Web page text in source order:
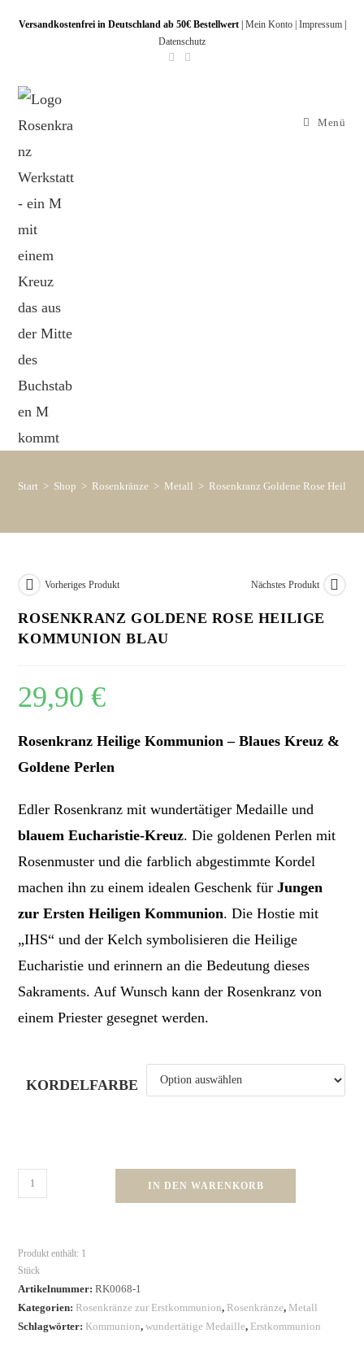
Versandkostenfrei in Deutschland ab 50€ Bestellwert| Mein Konto | Impressum
Datenschutz
Menü
Start > Shop > Rosenkränze > Metall > Rosenkranz Goldene Rose
Vorheriges Produkt Nächstes Produkt
ROSENKRANZ GOLDENE ROSE HEILIGE
KOMMUNION BLAU
29,90€
Rosenkranz Heilige Kommunion – Blaues Kreuz &
Goldene Perlen
Edler Rosenkranz mit wundertätiger Medaille und
blauem Eucharistie-Kreuz. Die goldenen Perlen mit
Rosenmuster und die farblich abgestimmte Kordel
machen ihn zu einem idealen Geschenk fürJungen
zur Ersten Heiligen Kommunion. Die Hostie mit
„IHS“ und der Kelch symbolisieren die Heilige
Eucharistie und erinnern an die Bedeutung dieses
Sakraments. Auf Wunsch kann der Rosenkranz von
einem Priester gesegnet werden.
KORDELFARBE
IN DEN WARENKORB
Produkt enthält: 1
Stück
Artikelnummer:RK0068-1
Kategorien: Rosenkränze zur Erstkommunion, Rosenkränze, Metall
Schlagwörter: Kommunion,wundertätige Medaille, Erstkommunion